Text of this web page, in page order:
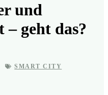
und
geht das?
SMART CITY